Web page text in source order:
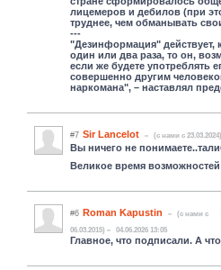
лицемеров и дебилов (при
труднее, чем обманывать
---
"Дезинформация" действует,
один или два раза, то он,
если же будете употреблять
совершенно другим
наркомана", – наставлял
#7 Sir Lancelot (c нами с 23.03.2024)
Вы ничего не
Великое время
#6 Roman Kapustin
(c нами с
06.03.2015)
04.06.2026 13:05
Главное, что подписали. А